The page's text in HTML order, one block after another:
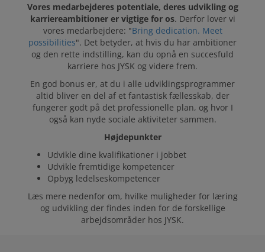
Vores medarbejderes potentiale, deres udvikling og
karriereambitioner er vigtige for os. Derfor lover vi
vores medarbejdere: "Bring dedication. Meet
possibilities". Det betyder, at hvis du har ambitioner
og den rette indstilling, kan du opnå en succesfuld
karriere hos JYSK og videre frem.
En god bonus er, at du i alle udviklingsprogrammer
altid bliver en del af et fantastisk fællesskab, der
fungerer godt på det professionelle plan, og hvor I
også kan nyde sociale aktiviteter sammen.
Højdepunkter
Udvikle dine kvalifikationer i jobbet
Udvikle fremtidige kompetencer
Opbyg ledelseskompetencer
Læs mere nedenfor om, hvilke muligheder for læring
og udvikling der findes inden for de forskellige
arbejdsområder hos JYSK.